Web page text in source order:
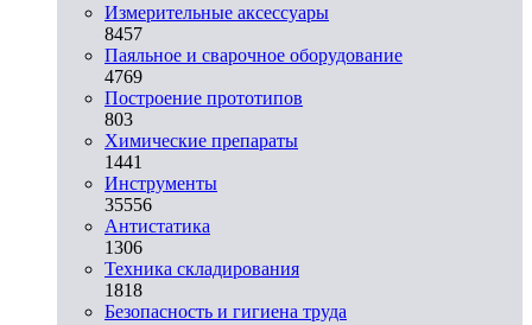
Измерительные аксессуары
8457
Паяльное и сварочное оборудование
4769
Построение прототипов
803
Химические препараты
1441
Инструменты
35556
Aнтистатика
1306
Техника складирования
1818
Безопасность и гигиена труда